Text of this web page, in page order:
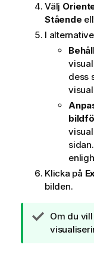
Välj
Stående
I
dess
Klicka på
bilden.
A
n
Om du